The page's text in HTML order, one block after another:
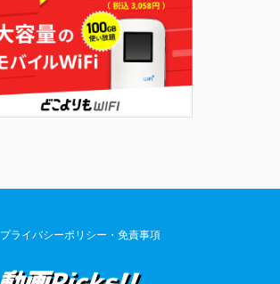
プライバシーポリシー・免責事項